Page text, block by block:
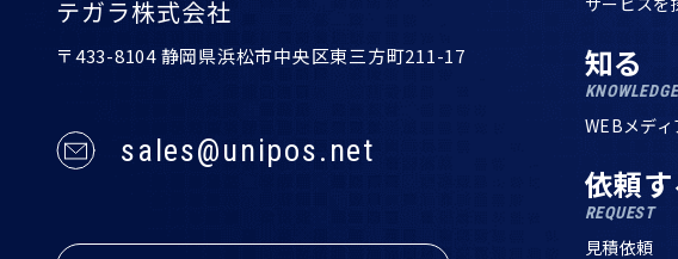
テガラ株式会社
〒433-8104 静岡県浜松市中央区東三方町211-17
sales@unipos.net
知る
KNOWLEDGE
WEBメデ
依頼す
REQUEST
見積依頼